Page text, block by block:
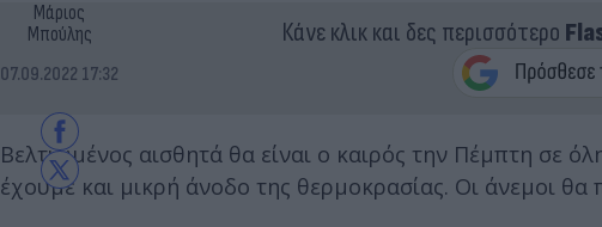
Μάριος
Μπούλης
07.09.2022 17:32
Κάνε κλικ και δες περισσότερο
Βελτιωμένος αισθητά θα είναι ο καιρός την Πέμπτη σε
έχουμε και μικρή άνοδο της θερμοκρασίας. Οι άνεμοι θα